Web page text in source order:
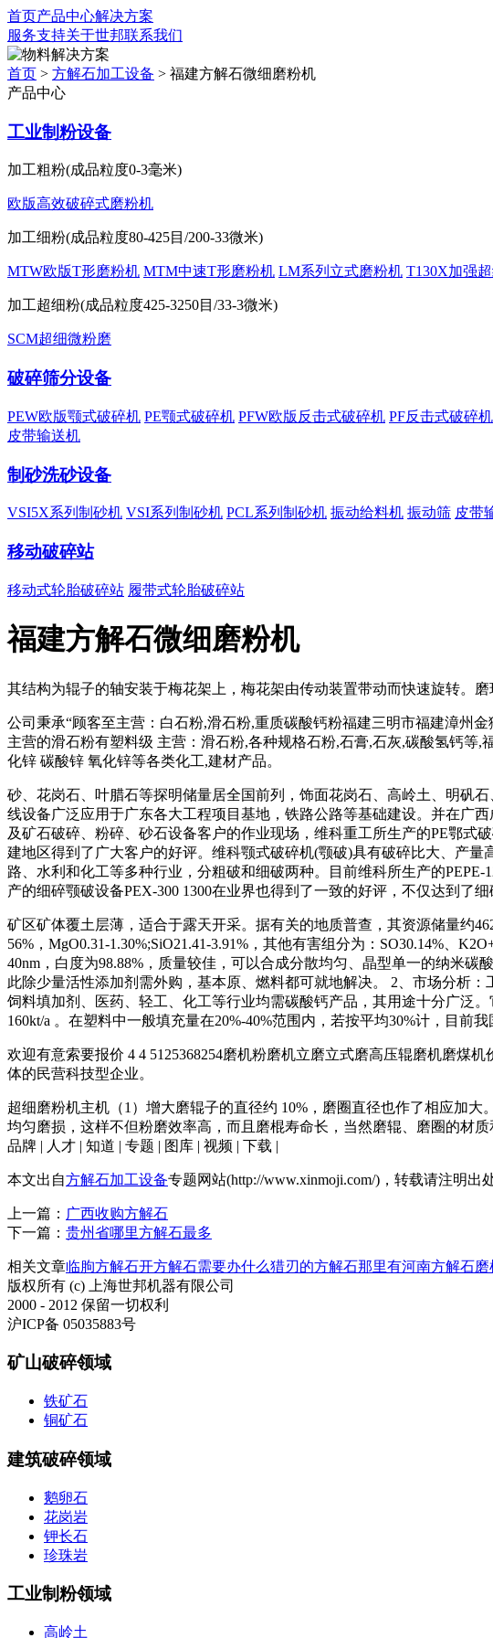
首页产品中心解决方案
服务支持关于世邦联系我们
解决方案
首页 > 方解石加工设备 > 福建方解石微细磨粉机
产品中心
工业制粉设备
加工粗粉(成品粒度0-3毫米)
欧版高效破碎式磨粉机
加工细粉(成品粒度80-425目/200-33微米)
MTW欧版T形磨粉机 MTM中速T形磨粉机 LM系列立式磨粉机 T130X加强
加工超细粉(成品粒度425-3250目/33-3微米)
SCM超细微粉磨
破碎筛分设备
PEW欧版颚式破碎机 PE颚式破碎机 PFW欧版反击式破碎机 PF反击式破碎机
皮带输送机
制砂洗砂设备
VSI5X系列制砂机 VSI系列制砂机 PCL系列制砂机 振动给料机 振动筛 皮带
移动破碎站
移动式轮胎破碎站 履带式轮胎破碎站
福建方解石微细磨粉机
其结构为辊子的轴安装于梅花架上，梅花架由传动装置带动而快速旋转。
公司秉承“顾客至主营：白石粉,滑石粉,重质碳酸钙粉福建三明市福建漳州
主营的滑石粉有塑料级 主营：滑石粉,各种规格石粉,石膏,石灰,碳酸氢钙
化锌 碳酸锌 氧化锌等各类化工,建材产品。
砂、花岗石、叶腊石等探明储量居全国前列，饰面花岗石、高岭土、明矾
线设备广泛应用于广东各大工程项目基地，铁路公路等基础建设。并在广
及矿石破碎、粉碎、砂石设备客户的作业现场，维科重工所生产的PE鄂式
建地区得到了广大客户的好评。维科颚式破碎机(颚破)具有破碎比大、产
路、水利和化工等多种行业，分粗破和细破两种。目前维科所生产的
产的细碎颚破设备PEX-300 1300在业界也得到了一致的好评，不仅达到了
矿区矿体覆土层薄，适合于露天开采。据有关的地质普查，其资源储量约
56%，MgO0.31-1.30%;SiO21.41-3.91%，其他有害组分为：SO30.14%、
40nm，白度为98.88%，质量较佳，可以合成分散均匀、晶型单一的纳米
此除少量活性添加剂需外购，基本原、燃料都可就地解决。 2、市场分析
饲料填加剂、医药、轻工、化工等行业均需碳酸钙产品，其用途十分广泛
160kt/a 。在塑料中一般填充量在20%-40%范围内，若按平均30%计，目前
欢迎有意索要报价 4 4 5125368254磨机粉磨机立磨立式磨高压辊磨机磨煤
体的民营科技型企业。
超细磨粉机主机（1）增大磨辊子的直径约 10%，磨圈直径也作了相应加
均匀磨损，这样不但粉磨效率高，而且磨棍寿命长，当然磨辊、磨圈的材
品牌 | 人才 | 知道 | 专题 | 图库 | 视频 | 下载 |
本文出自方解石加工设备专题网站(http://www.xinmoji.com/)，转载请注明出处
上一篇： 广西收购方解石
下一篇： 贵州省哪里方解石最多
相关文章临朐方解石开方解石需要办什么猎刃的方解石那里有河南方解石磨
版权所有 (c) 上海世邦机器有限公司
2000 - 2012 保留一切权利
沪ICP备 05035883号
矿山破碎领域
铁矿石
铜矿石
建筑破碎领域
鹅卵石
花岗岩
钾长石
珍珠岩
工业制粉领域
高岭土